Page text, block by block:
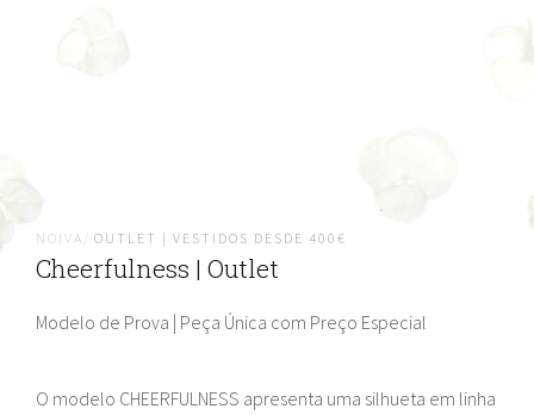
NOIVA/ OUTLET | VESTIDOS DESDE 400€
Cheerfulness | Outlet
Modelo de Prova | Peça Única com Preço Especial
O modelo CHEERFULNESS apresenta uma silhueta em linha